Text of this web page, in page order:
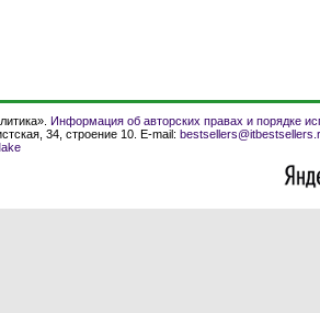
Информация об авторских правах и порядке
34, строение 10. E-mail: